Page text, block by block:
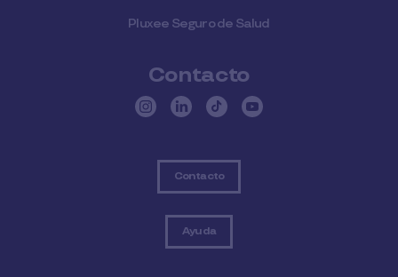
Pluxee Seguro de Salud
Contacto
Contacto
Ayuda